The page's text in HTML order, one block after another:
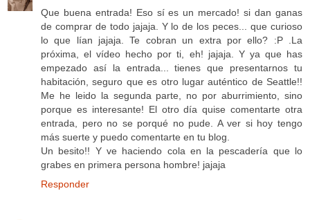
Que buena entrada! Eso sí es un mercado! si dan ganas
de comprar de todo jajaja. Y lo de los peces... que curioso
lo que lían jajaja. Te cobran un extra por ello? :P .La
próxima, el vídeo hecho por ti, eh! jajaja. Y ya que has
empezado así la entrada... tienes que presentarnos tu
habitación, seguro que es otro lugar auténtico de Seattle!!
Me he leido la segunda parte, no por aburrimiento, sino
porque es interesante! El otro día quise comentarte otra
entrada, pero no se porqué no pude. A ver si hoy tengo
más suerte y puedo comentarte en tu blog.
Un besito!! Y ve haciendo cola en la pescadería que lo
grabes en primera persona hombre! jajaja
Responder